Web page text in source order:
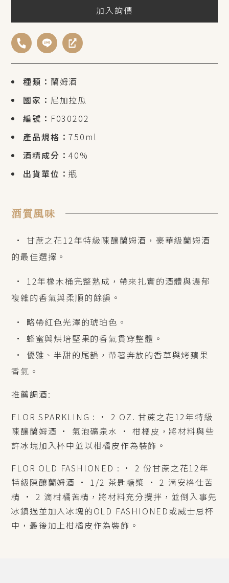
種類： 蘭姆酒
國家： 尼加拉瓜
編號： F030202
產品規格：750ml
酒精成分：40%
出貨單位：瓶
加入詢價
酒質風味
• 甘蔗之花12年特級陳釀蘭姆酒，豪華級蘭姆酒
的最佳選擇。
• 12年橡木桶完整熟成，帶來扎實的酒體與濃郁
複雜的香氣與柔順的餘韻。
• 略帶紅色光澤的琥珀色。
• 蜂蜜與烘培堅果的香氣貫穿整體。
• 優雅、半甜的尾韻，帶著奔放的香草與烤蘋果
香氣。
推薦調酒:
FLOR SPARKLING : • 2 OZ. 甘蔗之花12年特級
陳釀蘭姆酒 • 氣泡礦泉水 • 柑橘皮，將材料與些
許冰塊加入杯中並以柑橘皮作為裝飾。
FLOR OLD FASHIONED : • 2 份甘蔗之花12年
特級陳釀蘭姆酒 • 1/2 茶匙糖漿 • 2 滴安格仕苦
精 • 2 滴柑橘苦精，將材料充分攪拌，並倒入事先
冰鎮過並加入冰塊的OLD FASHIONED或威士忌杯
中，最後加上柑橘皮作為裝飾。